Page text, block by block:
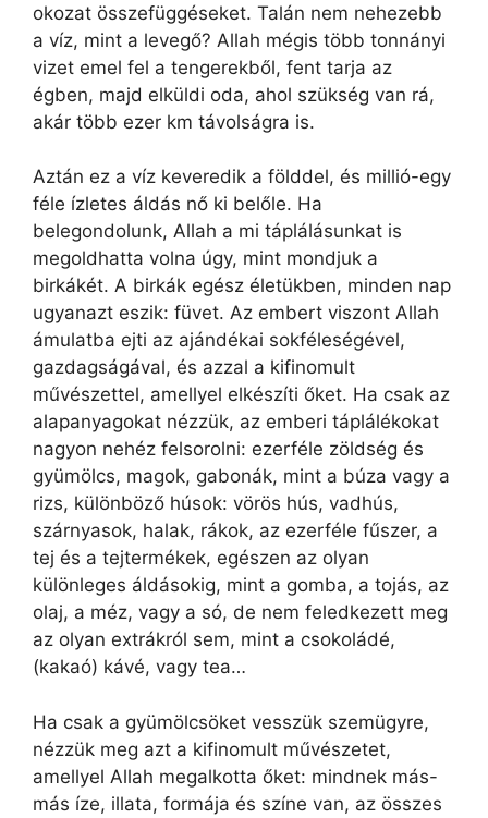
okozat összefüggéseket. Talán nem nehezebb
a víz, mint a levegő? Allah mégis több tonnányi
vizet emel fel a tengerekből, fent tarja az
égben, majd elküldi oda, ahol szükség van rá,
akár több ezer km távolságra is.
Aztán ez a víz keveredik a földdel, és millió-egy
féle ízletes áldás nő ki belőle. Ha
belegondolunk, Allah a mi táplálásunkat is
megoldhatta volna úgy, mint mondjuk a
birkákét. A birkák egész életükben, minden nap
ugyanazt eszik: füvet. Az embert viszont Allah
ámulatba ejti az ajándékai sokféleségével,
gazdagságával, és azzal a kifinomult
művészettel, amellyel elkészíti őket. Ha csak az
alapanyagokat nézzük, az emberi táplálékokat
nagyon nehéz felsorolni: ezerféle zöldség és
gyümölcs, magok, gabonák, mint a búza vagy a
rizs, különböző húsok: vörös hús, vadhús,
szárnyasok, halak, rákok, az ezerféle fűszer, a
tej és a tejtermékek, egészen az olyan
különleges áldásokig, mint a gomba, a tojás, az
olaj, a méz, vagy a só, de nem feledkezett meg
az olyan extrákról sem, mint a csokoládé,
(kakaó) kávé, vagy tea…
Ha csak a gyümölcsöket vesszük szemügyre,
nézzük meg azt a kifinomult művészetet,
amellyel Allah megalkotta őket: mindnek más-
más íze, illata, formája és színe van, az összes